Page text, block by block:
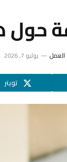
حول
يوليو 7, 2026
تويتر